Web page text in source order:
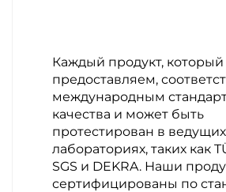
Каждый продукт,
предоставляем,
международным
качества и может быть
протестирован в ведущих
лабораториях, таких как
SGS и DEKRA. Наши
сертифицированы по